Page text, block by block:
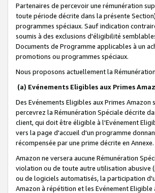
Partenaires de percevoir une rémunération
toute période décrite dans la présente
programmes spéciaux. Sauf indication
soumis à des exclusions d'éligibilité
Documents de Programme applicables à un
promotions ou programmes spéciaux.
Nous proposons actuellement la
(a) Evénements Eligibles aux Primes
Des Evénements Eligibles aux Primes
percevrez la Rémunération Spéciale décrite
client, qui doit être éligible à l'Evénement
vers la page d'accueil d'un programme
récompensée par une prime décrite en Annexe.
Amazon ne versera aucune Rémunération
violation ou de toute autre utilisation abusive
ou de logiciels automatisés, la participation
Amazon à répétition et les Evénement Eligible